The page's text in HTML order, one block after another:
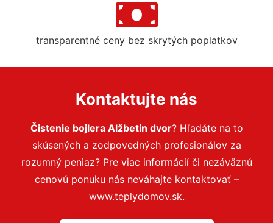
transparentné ceny bez skrytých poplatkov
Kontaktujte nás
Čistenie bojlera Alžbetin dvor? Hľadáte na to
skúsených a zodpovedných profesionálov za
rozumný peniaz? Pre viac informácií či nezáväznú
cenovú ponuku nás neváhajte kontaktovať –
www.teplydomov.sk.